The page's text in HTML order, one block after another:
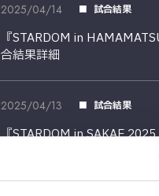
2025/04/14 試合結果
『STARDOM in
合結果詳細
2025/04/13 試合結果
『STARDOM in SAKAE